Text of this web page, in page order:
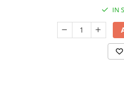
IN